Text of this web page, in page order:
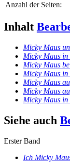
Anzahl der Seiten:
Inhalt
Micky Maus
Micky Maus
Micky Maus
Micky Maus
Micky Maus
Micky Maus
Micky Maus
Siehe auch
Erster Band
Ich Micky